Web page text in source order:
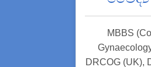
MBBS
DRCOG (UK),